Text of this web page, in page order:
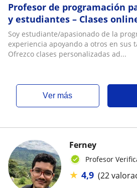
Profesor de programación
y estudiantes – Clases
Soy estudiante/apasionado de la
experiencia apoyando a otros en sus
Ofrezco clases personalizadas ad...
ver más
Ferney
Profesor
★ 4,9 (22